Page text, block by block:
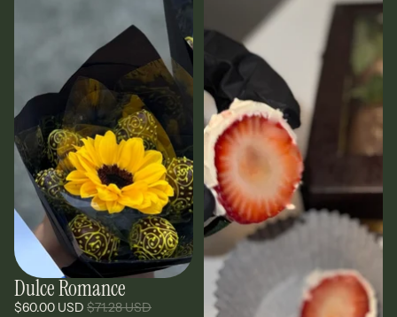
Oferta
Dulce Romance
$60.00 USD $71.28 USD